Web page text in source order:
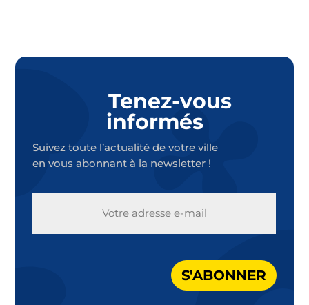
Tenez-vous
informés
Suivez toute l’actualité de votre ville
en vous abonnant à la newsletter !
S'ABONNER